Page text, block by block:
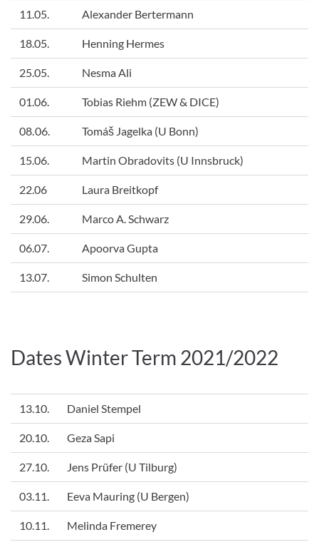
11.05. Alexander Bertermann
18.05. Henning Hermes
25.05. Nesma Ali
01.06. Tobias Riehm (ZEW & DICE)
08.06. Tomáš Jagelka (U Bonn)
15.06. Martin Obradovits (U Innsbruck)
22.06 Laura Breitkopf
29.06. Marco A. Schwarz
06.07. Apoorva Gupta
13.07. Simon Schulten
Dates Winter Term 2021/2022
13.10. Daniel Stempel
20.10. Geza Sapi
27.10. Jens Prüfer (U Tilburg)
03.11. Eeva Mauring (U Bergen)
10.11. Melinda Fremerey